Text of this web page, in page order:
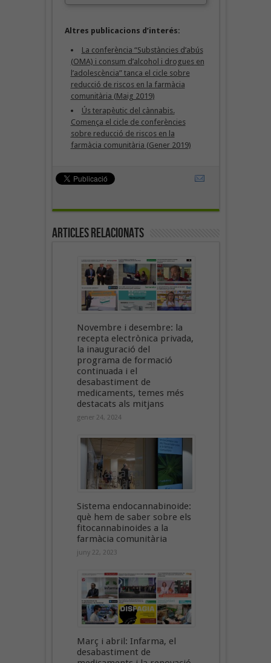
Altres publicacions d’interés:
La conferència “Substàncies d’abús
(OMA) i consum d’alcohol i drogues en
l’adolescència” tanca el cicle sobre
reducció de riscos en la farmàcia
comunitària (Maig 2019)
Ús terapèutic del cànnabis.
Comença el cicle de conferències
sobre reducció de riscos en la
farmàcia comunitària (Gener 2019)
Articles Relacionats
Novembre i desembre: la
recepta electrònica privada,
la inauguració del
programa de formació
continuada i el
desabastiment de
medicaments, temes més
destacats als mitjans
gener 24, 2024
Sistema endocannabinoide:
què hem de saber sobre els
fitocannabinoides a la
farmàcia comunitària
juny 22, 2023
Març i abril: Infarma, el
desabastiment de